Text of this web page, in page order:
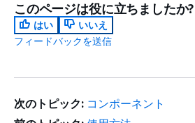
このページは役に立ちましたか?
はい
いいえ
フィードバックを送信
次のトピック: コンポーネント